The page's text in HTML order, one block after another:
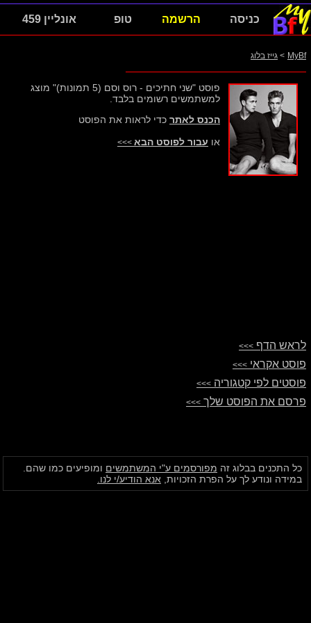
כניסה הרשמה טופ אונליין 459
MyBf
> גייז בלוג
פוסט "שני חתיכים - רוס וסם (5 תמונות)" מוצג
למשתמשים רשומים בלבד.
הכנס לאתר כדי לראות את הפוסט
או עבור לפוסט הבא >>>
לראש הדף >>>
פוסט אקראי >>>
פוסטים לפי קטגוריה >>>
פרסם את הפוסט שלך >>>
כל התכנים בבלוג זה מפורסמים ע"י המשתמשים ומופיעים כמו שהם.
במידה ונודע לך על הפרת הזכויות, אנא הודיע/י לנו.